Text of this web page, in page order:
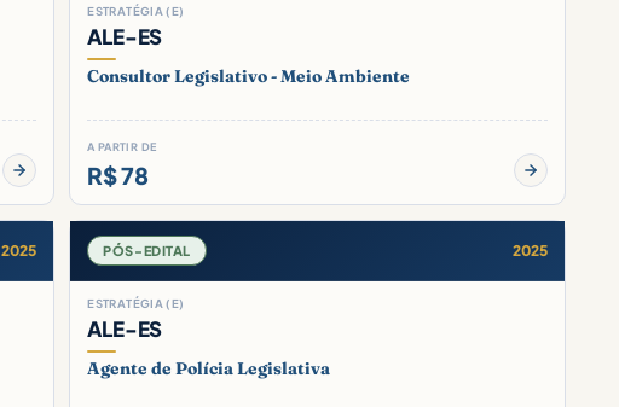
ESTRATÉGIA (E)
ALE-ES
Consultor Legislativo - Meio Ambiente
A PARTIR DE
R$ 78
2025 PÓS-EDITAL 2025
ESTRATÉGIA (E)
ALE-ES
Agente de Polícia Legislativa